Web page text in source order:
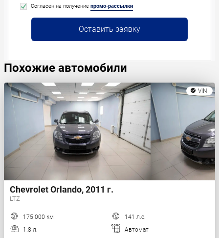
Согласен на получение промо-рассылки
Оставить заявку
Похожие автомобили
VIN
Chevrolet Orlando, 2011 г.
LTZ
175 000 км
141 л.с.
1.8 л.
Автомат